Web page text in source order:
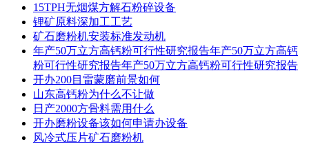
15TPH无烟煤方解石粉碎设备
锂矿原料深加工工艺
矿石磨粉机安装标准发动机
年产50万立方高钙粉可行性研究报告年产50万立方高钙
粉可行性研究报告年产50万立方高钙粉可行性研究报告
开办200目雷蒙磨前景如何
山东高钙粉为什么不让做
日产2000方骨料需用什么
开办磨粉设备该如何申请办设备
风冷式压片矿石磨粉机